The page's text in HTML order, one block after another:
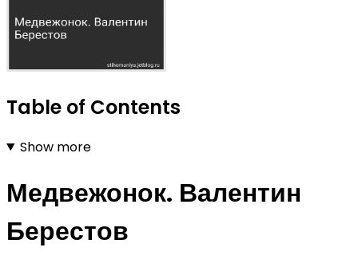
Table of Contents
Show more
Медвежонок. Валентин
Берестов